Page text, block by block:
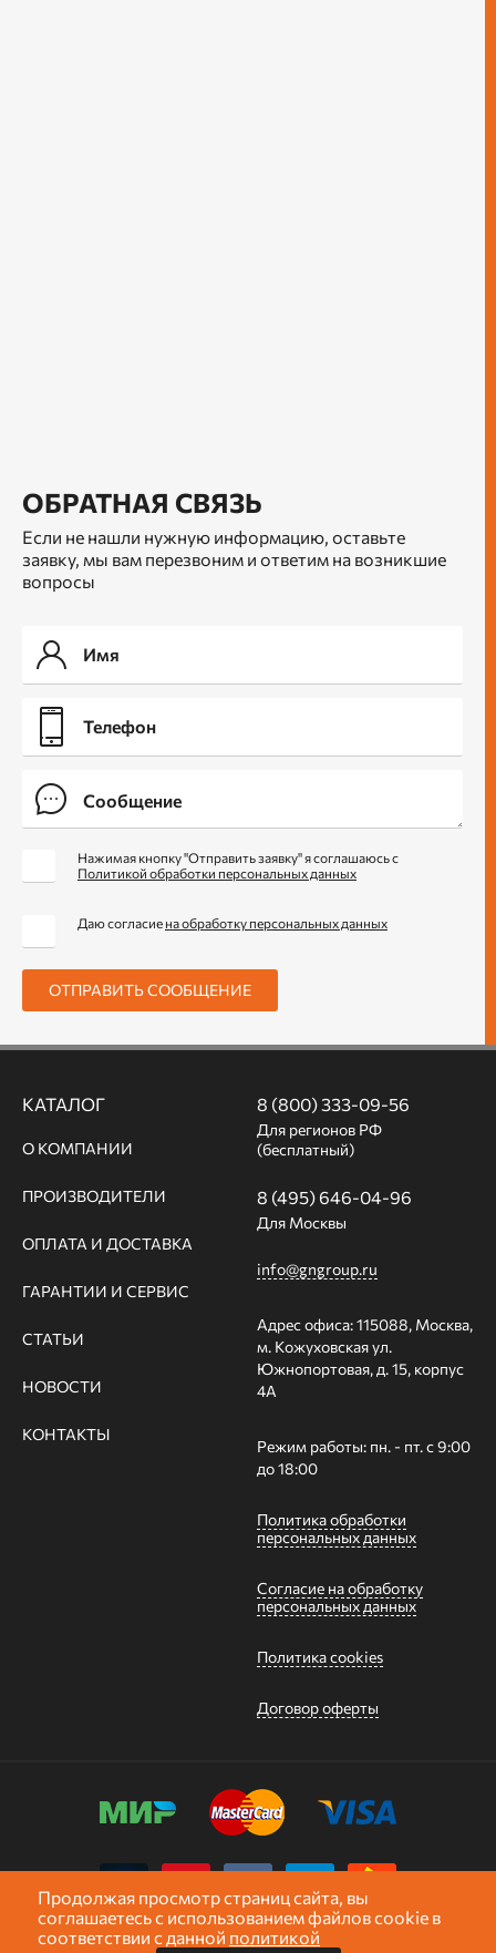
ОБРАТНАЯ СВЯЗЬ
Если не нашли нужную информацию, оставьте
заявку, мы вам перезвоним и ответим на возникшие
вопросы
Нажимая кнопку "Отправить заявку" я соглашаюсь с
Политикой обработки персональных данных
Даю согласие на обработку персональных данных
ОТПРАВИТЬ СООБЩЕНИЕ
Карта сайта
КАТАЛОГ
О КОМПАНИИ
ПРОИЗВОДИТЕЛИ
ОПЛАТА И ДОСТАВКА
ГАРАНТИИ И СЕРВИС
СТАТЬИ
НОВОСТИ
КОНТАКТЫ
8 (800) 333-09-56
Для регионов РФ
(бесплатный)
8 (495) 646-04-96
Для Москвы
info@gngroup.ru
Адрес офиса: 115088, Москва,
м. Кожуховская ул.
Южнопортовая, д. 15, корпус
4А
Режим работы: пн. - пт. с 9:00
до 18:00
Политика обработки
персональных данных
Согласие на обработку
персональных данных
Политика cookies
Договор оферты
Продолжая просмотр страниц сайта, вы
соглашаетесь с использованием файлов cookie в
соответствии с данной политикой